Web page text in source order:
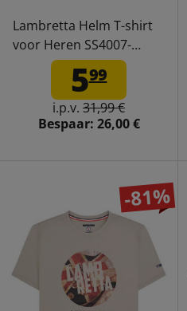
Lambretta Helm T-shirt
voor Heren SS4007-
WHITE
599
i.p.v. 31,99 €
Bespaar: 26,00 €
-81%